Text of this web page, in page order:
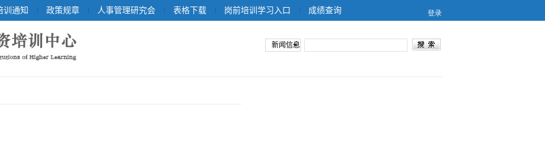
训通知 政策规章 人事管理研究会 表格下载 岗前培训学习入口 成绩查询
新闻信息